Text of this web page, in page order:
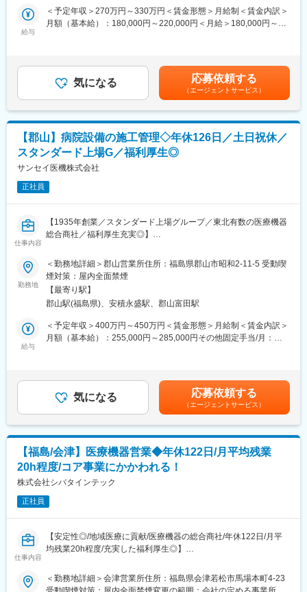
■業務内容
◎来客・電話対応、利用者さんの受付応対
◎利用者さんやスタッフとの連携・調整業務
務が増えてきたため、体制強化を図るため採用を行います。
※入社後は、既存メンバーと併走しながら業務を覚えていただきま
すので、事務経験が浅い方も安心してください。
■ポジションのやりがい
＜就労継続支援A型事業所の運営を裏側から支えるポジション＞
利用者さん、地域企業、行政など、多くの方と関わりながら地域
に貢献できる仕事です。明るく丁寧な対応ができる方歓迎です。
＜幅広い業務を身につけスキルアップ可＞
書類作成のサポートなど、事業所運営に関わる事務業務全般を学
ぶことができます。
◎経理・総務の経験をお持ちの方は、勤怠管理や請求関係の補助
を通じてスキルを発揮できます。
て関わる立ち位置で活躍できるポジション。
◎週休2日制（シフト制）ご希望を伺うので、土曜日休みも可能で
す。
◎夏季休暇・年末年始休暇ありで、仕事とプライベートの両立が
しやすい職場です。
◎残業基本なしですので、定時退社が可能
変更の範囲：会社の定める業務
給与
＜予定年収＞270万円～330万円＜賃金形態＞月給制＜賃金内訳＞
月額（基本給）：180,000円～220,000円＜月給＞180,000円～
す。月給(月額)は固定手当を含めた表記です。
気になる 応募依頼する
（エージェントサービス）
【郡山】病院設備の施工管理◇年休126日／土日祝休／
スタンダード上場G／福利厚生◎
サンセイ医機株式会社
正社員
仕事内容
【1935年創業／スタンダード上場グループ／東北有数の医療機器
総合商社／福利厚生充実◎】
病院の新築工事・改修工事における、医療ガス設備工事、手術室
工事の施工管理業務を行います
病院機能に欠かせない医療ガス設備に携わり、医療の発展に貢献
する仕事になります
担当エリアは福島県内です。基本的には日帰りの範囲内での対応
となります
また状況に応じて直行直帰も可能です
なお、休診日での工事等のため土日での勤務をいただく可能性も
■研修体制：
ご入社後はOJT研修のため、既存社員の方と一緒に現場へ赴き、
一連の流れを学んでいただきます
おひとりで任せても大丈夫と判断されてから、現場配属となりま
す
■職務の特徴：創業1935年の歴史、県内で4割ほどのシェアがあ
り、地域で培ってきた信頼関係があります。そのため、なにかあ
ればご依頼をいただける関係性は構築されており、比較的営業の
しやすさはあると思います。また、取り扱う商品が豊富なため、
報を得ることで、ドクターや医療機関の方への情報提供に活かし
勤務地
＜勤務地詳細＞郡山営業所住所：福島県郡山市昭和2-11-5 受動喫
煙対策：屋内全面禁煙
【最寄り駅】
郡山駅(福島県)、安積永盛駅、郡山富田駅
給与
＜予定年収＞400万円～450万円＜賃金形態＞月給制＜賃金内訳＞
月額（基本給）：255,000円～285,000円その他固定手当/月：
（前年度実績3.6ヵ月分）賃金はあくまでも目安の金額であり、選
考を通じて上下する可能性があります。月給(月額)は固定手当を含
めた表記です。
気になる 応募依頼する
（エージェントサービス）
【福島/会津】医療機器営業◆年休122日/月平均残業
20h程度/コア事業にかかわれる！
株式会社シバタインテック
正社員
仕事内容
【安定性◎/地域医療に貢献/医療機器の総合商社/年休122日/月平
均残業20h程度/充実した福利厚生◎】
■業務概要：
・医療機関の医師・看護師などの方々に向けて、医療機器の提
＜勤務地詳細＞会津営業所住所：福島県会津若松市馬場本町4-23